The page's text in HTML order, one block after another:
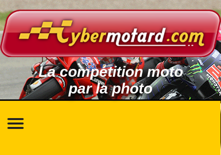
La compétition moto
par la photo